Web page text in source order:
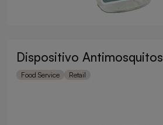
Dispositivo Antimosquitos
Food Service Retail